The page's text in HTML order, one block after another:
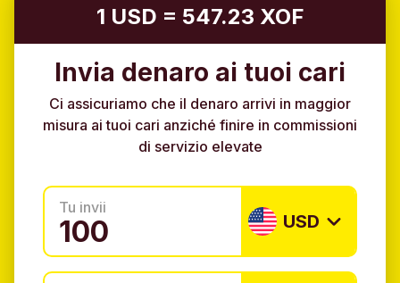
1 USD = 547.23 XOF
Invia denaro ai tuoi cari
Ci assicuriamo che il denaro arrivi in maggior
misura ai tuoi cari anziché finire in commissioni
di servizio elevate
Tu invii
USD